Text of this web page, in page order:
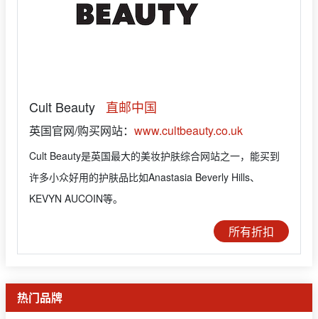
Cult Beauty 直邮中国
英国官网/购买网站： www.cultbeauty.co.uk
Cult Beauty是英国最大的美妆护肤综合网站之一，能买到
许多小众好用的护肤品比如Anastasia Beverly Hills、
KEVYN AUCOIN等。
所有折扣
热门品牌